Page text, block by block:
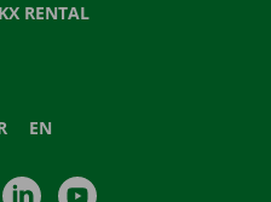
RENTAL
EN
LinkedIn